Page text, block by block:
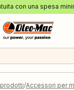
con una spesa
Accessori per